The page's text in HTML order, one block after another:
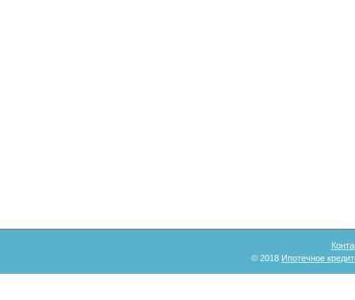
© 2018 Ипотечное